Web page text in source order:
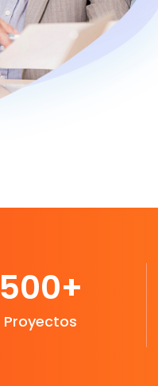
Proyectos
500+